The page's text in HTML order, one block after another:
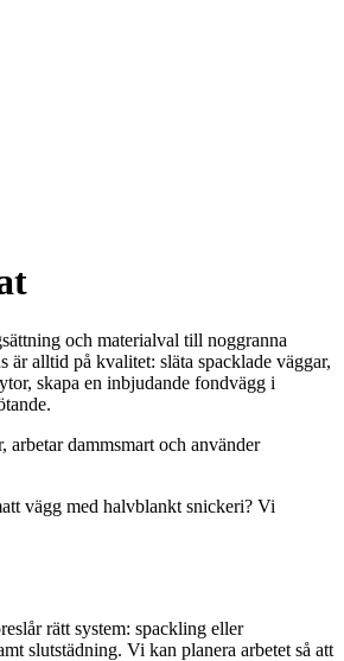
och materialval till noggranna
alltid på kvalitet: släta spacklade väggar,
skapa en inbjudande fondvägg i
dammsmart och använder
vägg med halvblankt snickeri? Vi
rätt system: spackling eller
slutstädning. Vi kan planera arbetet så att